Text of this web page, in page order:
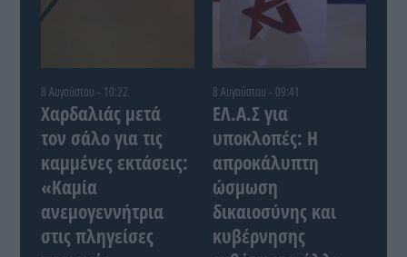
8 Αυγούστου - 10:22
Χαρδαλιάς μετά
τον σάλο για τις
καμμένες εκτάσεις:
«Καμία
ανεμογεννήτρια
στις πληγείσες
8 Αυγούστου - 09:41
ΕΛ.Α.Σ για
υποκλοπές: Η
απροκάλυπτη
ώσμωση
δικαιοσύνης και
κυβέρνησης